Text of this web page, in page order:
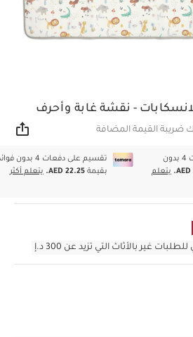
- نقشة غابة وأحرف
ضريبة القيمة المضافة
تقسيم على دفعات 4 بدون
AED
يتعلم
تقسيم على دفعات 4 بدون
بقيمةAED 22.25. يتعلم أكثر
غير بالأثاث التي تزيد عن 300 د.إ